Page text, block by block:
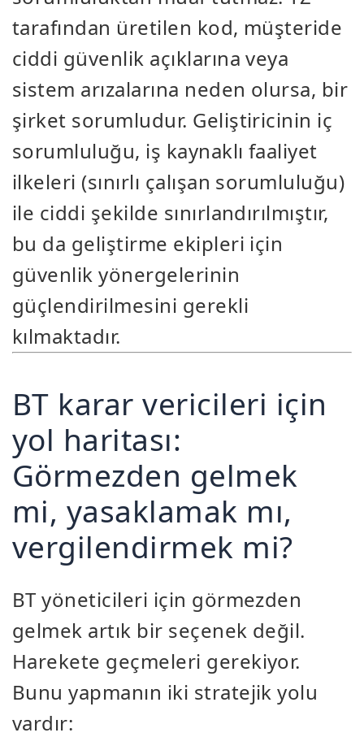
tarafından üretilen kod, müşteride
ciddi güvenlik açıklarına veya
sistem arızalarına neden olursa, bir
şirket sorumludur. Geliştiricinin iç
sorumluluğu, iş kaynaklı faaliyet
ilkeleri (sınırlı çalışan sorumluluğu)
ile ciddi şekilde sınırlandırılmıştır,
bu da geliştirme ekipleri için
güvenlik yönergelerinin
güçlendirilmesini gerekli
kılmaktadır.
BT karar vericileri için
yol haritası:
Görmezden gelmek
mi, yasaklamak mı,
vergilendirmek mi?
BT yöneticileri için görmezden
gelmek artık bir seçenek değil.
Harekete geçmeleri gerekiyor.
Bunu yapmanın iki stratejik yolu
vardır: